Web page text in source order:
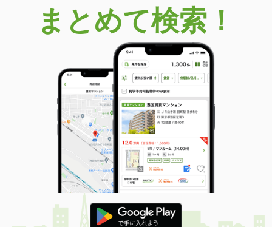
まとめて検索！